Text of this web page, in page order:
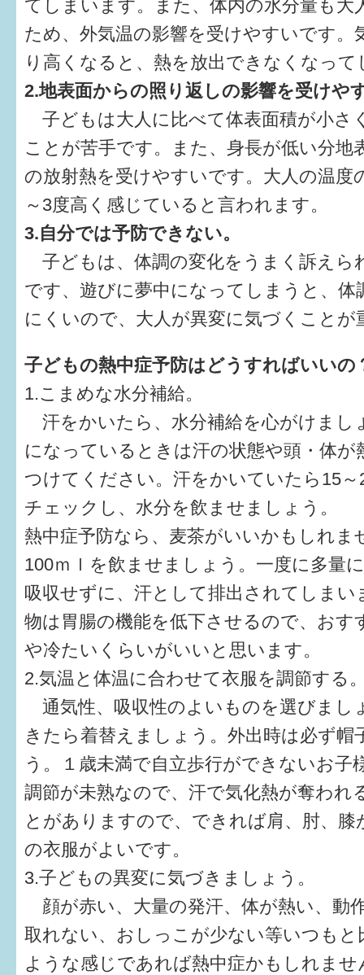
てしまいます。また、体内の水分量も大
ため、外気温の影響を受けやすいです。
り高くなると、熱を放出できなくなって
2.地表面からの照り返しの影響を受けや
子どもは大人に比べて体表面積が小さ
ことが苦手です。また、身長が低い分地
の放射熱を受けやすいです。大人の温度
～3度高く感じていると言われます。
3.自分では予防できない。
子どもは、体調の変化をうまく訴えら
です、遊びに夢中になってしまうと、体
にくいので、大人が異変に気づくことが
子どもの熱中症予防はどうすればいいの
1.こまめな水分補給。
汗をかいたら、水分補給を心がけまし
になっているときは汗の状態や頭・体が
つけてください。汗をかいていたら15～
チェックし、水分を飲ませましょう。
熱中症予防なら、麦茶がいいかもしれま
100ｍｌを飲ませましょう。一度に多量
吸収せずに、汗として排出されてしまい
物は胃腸の機能を低下させるので、おす
や冷たいくらいがいいと思います。
2.気温と体温に合わせて衣服を調節する
通気性、吸収性のよいものを選びまし
きたら着替えましょう。外出時は必ず帽
う。１歳未満で自立歩行ができないお子
調節が未熟なので、汗で気化熱が奪われ
とがありますので、できれば肩、肘、膝
の衣服がよいです。
3.子どもの異変に気づきましょう。
顔が赤い、大量の発汗、体が熱い、動
取れない、おしっこが少ない等いつも
ような感じであれば熱中症かもしれませ
なるほどコラム
メールマガジン
はぐくむ.net相談コーナー
みんなの知恵袋
子育て情報誌「ほっと」
食育
福井市図書館オススメの本
お出かけ情報
病気・けが 基本情報
パパもママも子育て
ワンポイント英会話
ソーシャルメディア
すまいるサポート行事案内